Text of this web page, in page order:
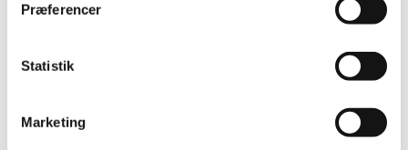
Præferencer
Statistik
Marketing
Meddelelser om forsyning af medicin til mennesker og dyr
Sikkerhedsmeddelelser om medicinsk udstyr